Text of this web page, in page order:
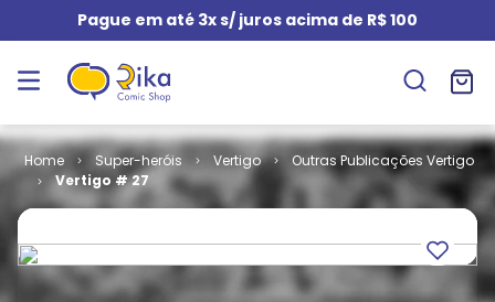
Pague em até 3x s/ juros acima de R$ 100
Super-heróis Vertigo
Outras Publicações Vertigo
Vertigo # 27